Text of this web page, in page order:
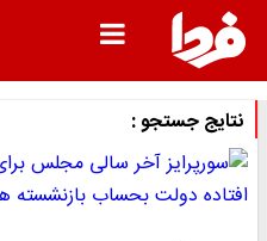
نتایج جستجو :